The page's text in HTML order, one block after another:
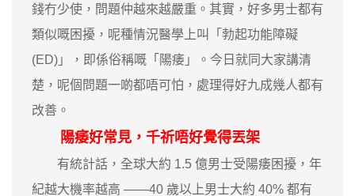
錢冇少使，問題仲越來越嚴重。其實，好多男士都有
類似嘅困擾，呢種情況醫學上叫「勃起功能障礙
(ED)」，即係俗稱嘅「陽痿」。今日就同大家講清
楚，呢個問題一啲都唔可怕，處理得好九成幾人都有
改善。
陽痿好常見，千祈唔好覺得丟架
有統計話，全球大約 1.5 億男士受陽痿困擾，年
紀越大機率越高 ——40 歲以上男士大約 40% 都有